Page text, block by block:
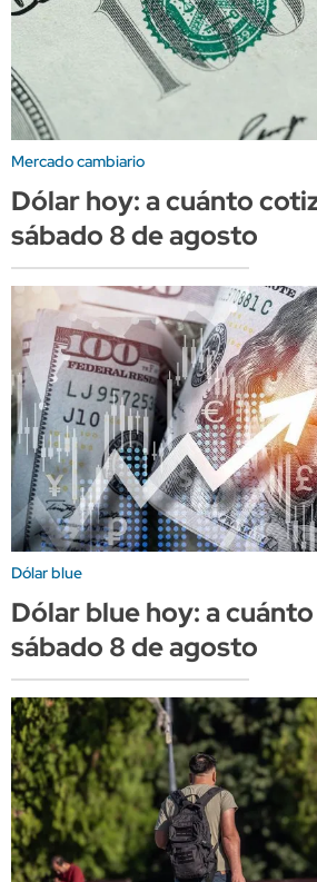
Mercado cambiario
Dólar hoy: a cuánto
sábado 8 de agosto
Dólar blue
Dólar blue hoy: a
sábado 8 de agosto